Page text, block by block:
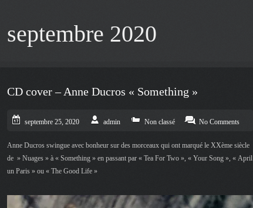
septembre 2020
CD cover – Anne Ducros « Something »
septembre 25, 2020 admin Non classé No Comments
Anne Ducros swingue avec bonheur sur des morceaux qui ont marqué le XXème siècle
de » Nuages » à « Something » en passant par « Tea For Two », « Your Song », « April
un Paris » ou « The Good Life »